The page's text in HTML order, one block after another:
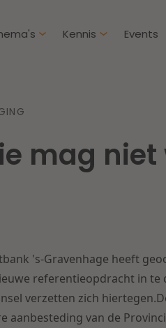
domein
Dichtbij
Kennis Events
mag
's-Gravenhage heeft
referentieopdracht in te
verzetten zich
aanbesteding van de